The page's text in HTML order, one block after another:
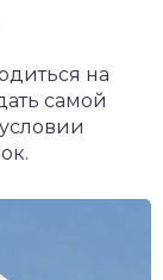
на
самой